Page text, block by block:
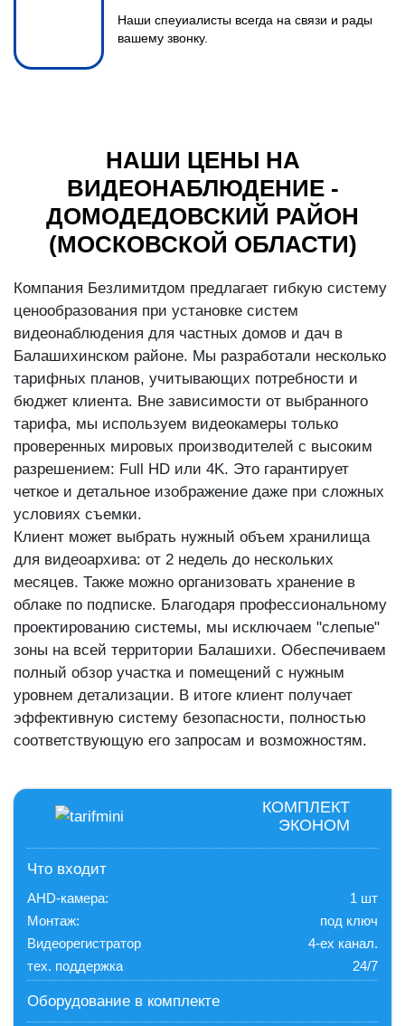
Наши спеуиалисты всегда на связи и рады
вашему звонку.
НАШИ ЦЕНЫ НА
ВИДЕОНАБЛЮДЕНИЕ -
ДОМОДЕДОВСКИЙ РАЙОН
(МОСКОВСКОЙ ОБЛАСТИ)
Компания Безлимитдом предлагает гибкую систему
ценообразования при установке систем
видеонаблюдения для частных домов и дач в
Балашихинском районе. Мы разработали несколько
тарифных планов, учитывающих потребности и
бюджет клиента. Вне зависимости от выбранного
тарифа, мы используем видеокамеры только
проверенных мировых производителей с высоким
разрешением: Full HD или 4K. Это гарантирует
четкое и детальное изображение даже при сложных
условиях съемки.
Клиент может выбрать нужный объем хранилища
для видеоархива: от 2 недель до нескольких
месяцев. Также можно организовать хранение в
облаке по подписке. Благодаря профессиональному
проектированию системы, мы исключаем "слепые"
зоны на всей территории Балашихи. Обеспечиваем
полный обзор участка и помещений с нужным
уровнем детализации. В итоге клиент получает
эффективную систему безопасности, полностью
соответствующую его запросам и возможностям.
КОМПЛЕКТ
ЭКОНОМ
Что входит
AHD-камера:
1 шт
Монтаж:
под ключ
Видеорегистратор
4-ех канал.
тех. поддержка
24/7
Оборудование в комплекте